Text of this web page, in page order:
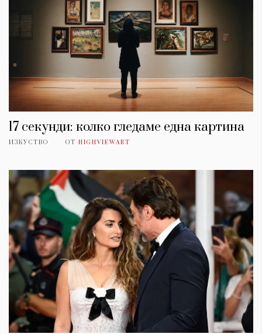
17 секунди: колко гледаме една картина
ИЗКУСТВО ОТ HIGHVIEWART